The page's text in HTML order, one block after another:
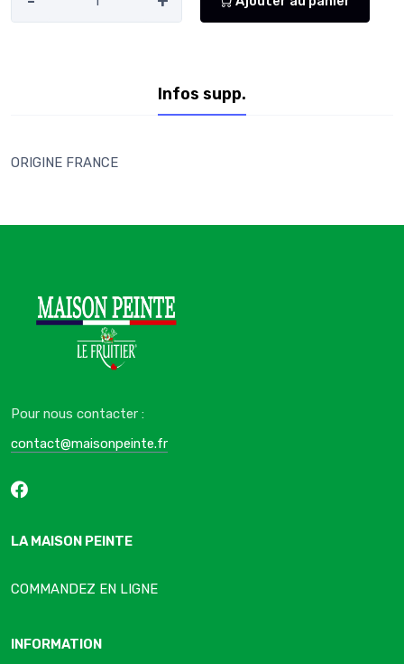
Infos supp.
ORIGINE FRANCE
Pour nous contacter :
contact@maisonpeinte.fr
LA MAISON PEINTE
COMMANDEZ EN LIGNE
INFORMATION